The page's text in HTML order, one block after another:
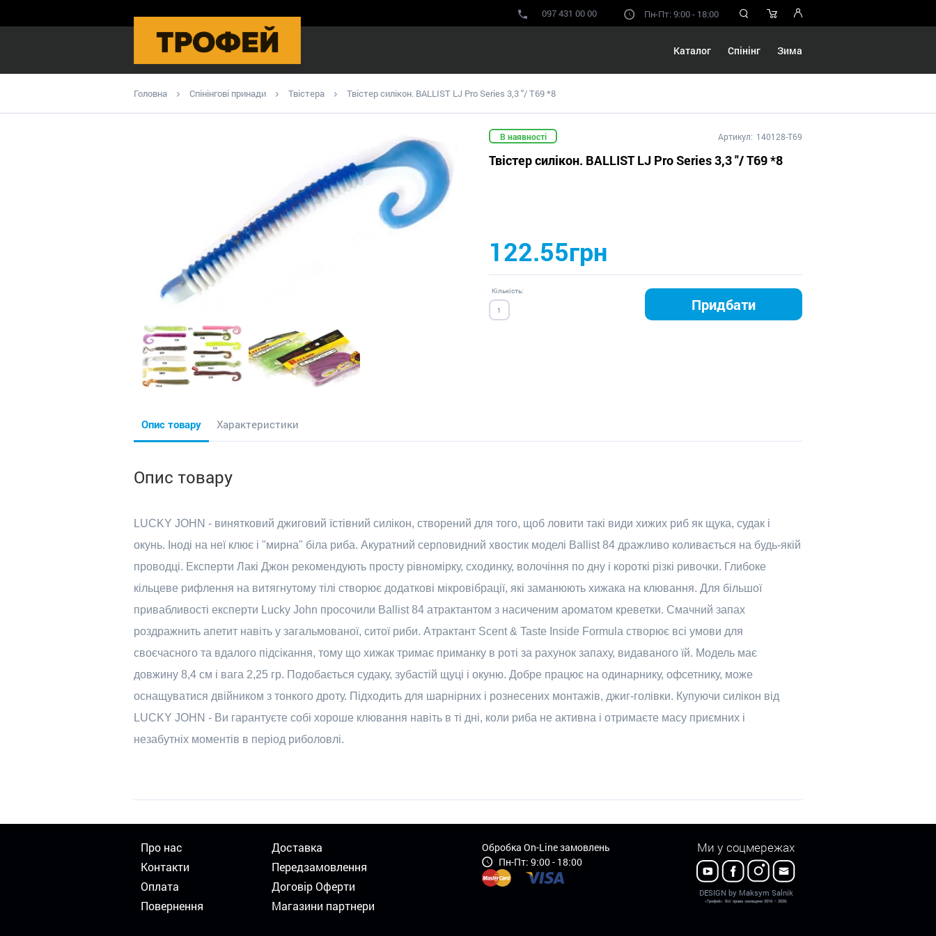
097 431 00 00 Пн-Пт: 9:00 - 18:00
Каталог Спінінг Зима
Головна Спінінгові принади Твістера Твістер силікон. BALLIST LJ Pro Series 3,3 "/ T69 *8
В наявності Артикул: 140128-T69
Твістер силікон. BALLIST LJ Pro Series 3,3 "/ T69 *8
122.55грн
Кількість:
Придбати
Опис товару Характеристики
Опис товару
LUCKY JOHN - винятковий джиговий їстівний силікон, створений для того, щоб ловити такі види хижих риб як щука, судак і
окунь. Іноді на неї клює і "мирна" біла риба. Акуратний серповидний хвостик моделі Ballist 84 дражливо коливається на будь-якій
проводці. Експерти Лакі Джон рекомендують просту рівномірку, сходинку, волочіння по дну і короткі різкі ривочки. Глибоке
кільцеве рифлення на витягнутому тілі створює додаткові мікровібрації, які заманюють хижака на клювання. Для більшої
привабливості експерти Lucky John просочили Ballist 84 атрактантом з насиченим ароматом креветки. Смачний запах
роздражнить апетит навіть у загальмованої, ситої риби. Атрактант Scent & Taste Inside Formula створює всі умови для
своєчасного та вдалого підсікання, тому що хижак тримає приманку в роті за рахунок запаху, видаваного їй. Модель має
довжину 8,4 см і вага 2,25 гр. Подобається судаку, зубастій щуці і окуню. Добре працює на одинарнику, офсетнику, може
оснащуватися двійником з тонкого дроту. Підходить для шарнірних і рознесених монтажів, джиг-голівки. Купуючи силікон від
LUCKY JOHN - Ви гарантуєте собі хороше клювання навіть в ті дні, коли риба не активна і отримаєте масу приємних і
незабутніх моментів в період риболовлі.
Про нас
Контакти
Оплата
Повернення
Доставка
Передзамовлення
Договір Оферти
Магазини партнери
Обробка On-Line замовлень
Пн-Пт: 9:00 - 18:00
Ми у соцмережах
DESIGN by Maksym Salnik
«Трофей». Всі права захищено 2016 – 2026.